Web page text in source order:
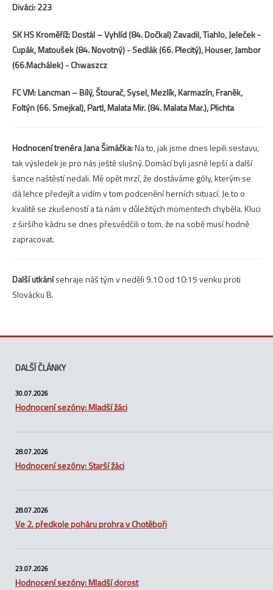
Diváci: 223
SK HS Kroměříž: Dostál – Vyhlíd (84. Dočkal) Zavadil, Tiahlo, Jeleček -
Cupák, Matoušek (84. Novotný) - Sedlák (66. Plecitý), Houser, Jambor
(66.Machálek) - Chwaszcz
FC VM: Lancman – Bílý, Štourač, Sysel, Mezlík, Karmazín, Franěk,
Foltýn (66. Smejkal), Partl, Malata Mir. (84. Malata Mar.), Plichta
Hodnocení trenéra Jana Šimáčka:Na to, jak jsme dnes lepili sestavu,
tak výsledek je pro nás ještě slušný. Domácí byli jasně lepší a další
šance naštěstí nedali. Mě opět mrzí, že dostáváme góly, kterým se
dá lehce předejít a vidím v tom podcenění herních situací. Je to o
kvalitě se zkušeností a ta nám v důležitých momentech chyběla. Kluci
z širšího kádru se dnes přesvědčili o tom, že na sobě musí hodně
zapracovat.
Další utkánísehraje náš tým v neděli 9.10 od 10:15 venku proti
Slovácku B.
DALŠÍ ČLÁNKY
30.07.2026
Hodnocení sezóny: Mladší žáci
28.07.2026
Hodnocení sezóny: Starší žáci
28.07.2026
Ve 2. předkole poháru prohra v Chotěboři
23.07.2026
Hodnocení sezóny: Mladší dorost